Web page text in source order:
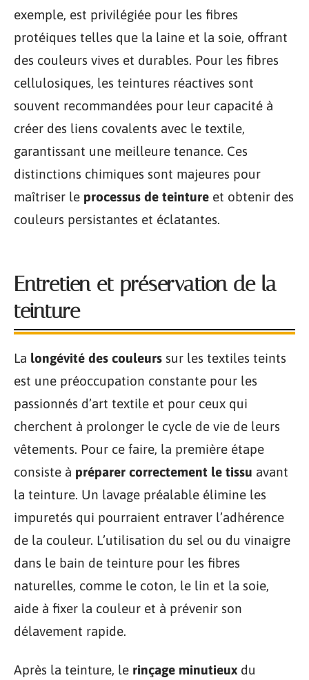
exemple, est privilégiée pour les fibres
protéiques telles que la laine et la soie, offrant
des couleurs vives et durables. Pour les fibres
cellulosiques, les teintures réactives sont
souvent recommandées pour leur capacité à
créer des liens covalents avec le textile,
garantissant une meilleure tenance. Ces
distinctions chimiques sont majeures pour
maîtriser le processus de teinture et obtenir des
couleurs persistantes et éclatantes.
Entretien et préservation de la
teinture
La longévité des couleurs sur les textiles teints
est une préoccupation constante pour les
passionnés d’art textile et pour ceux qui
cherchent à prolonger le cycle de vie de leurs
vêtements. Pour ce faire, la première étape
consiste à préparer correctement le tissu avant
la teinture. Un lavage préalable élimine les
impuretés qui pourraient entraver l’adhérence
de la couleur. L’utilisation du sel ou du vinaigre
dans le bain de teinture pour les fibres
naturelles, comme le coton, le lin et la soie,
aide à fixer la couleur et à prévenir son
délavement rapide.
Après la teinture, le rinçage minutieux du